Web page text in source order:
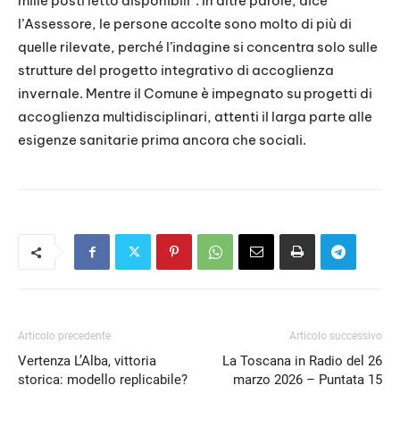
l’Assessore, le persone accolte sono molto di più di
quelle rilevate, perché l’indagine si concentra solo sulle
strutture del progetto integrativo di accoglienza
invernale. Mentre il Comune è impegnato su progetti di
accoglienza multidisciplinari, attenti il larga parte alle
esigenze sanitarie prima ancora che sociali.
Articolo precedente
Vertenza L’Alba, vittoria
storica: modello replicabile?
Articolo successivo
La Toscana in Radio del 26
marzo 2026 – Puntata 15